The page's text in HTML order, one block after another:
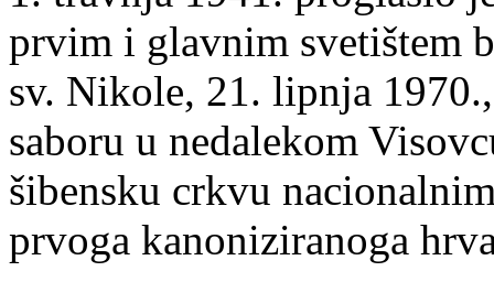
prvim i glavnim svetištem
sv. Nikole, 21. lipnja
saboru u nedalekom
šibensku crkvu
prvoga kanoniziranoga